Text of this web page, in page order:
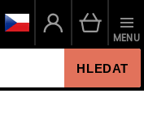
HLEDAT
MENU